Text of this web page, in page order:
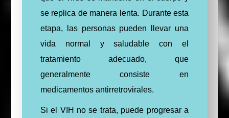
se replica de manera lenta. Durante esta
etapa, las personas pueden llevar una
vida normal y saludable con el
tratamiento adecuado, que
generalmente consiste en
medicamentos antirretrovirales.
Si el VIH no se trata, puede progresar a